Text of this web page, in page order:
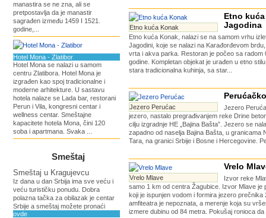
manastira se ne zna, ali se
pretpostavlja da je manastir
sagrađen između 1459 I 1521.
godine,...
Hotel Mona - Zlatibor
Hotel Mona se nalazi u samom
centru Zlatibora. Hotel Mona je
izgrađen kao spoj tradicionalne i
moderne arhitekture. U sastavu
hotela nalaze se Lada bar, restorani
Perun i Vila, kongresni centar i
wellness centar. Smeštajne
kapacitete hotela Mona, čini 120
soba i apartmana. Svaka ...
Smeštaj
Smeštaj u Kragujevcu
Iz dana u dan Srbija ima sve veću i
veću turističku ponudu. Dobra
polazna tačka za obilazak je centar
Srbije a smeštaj možete pronaći
ovde
Etno kuća Konak
Etno
Jagodina
Etno kuća Konak, nalazi se na samom vrhu
Jagodini, koje se nalazi na Karađorđevom
vrta i akva parka. Restoran je počeo sa radom
godine. Kompletan objekat je urađen u etno
stara tradicionalna kuhinja, sa star...
Jezero Perućac
Jezero
jezero, nastalo pregrađivanjem reke Drine
cilju izgradnje HE „Bajina Bašta”. Jezero se
zapadno od naselja Bajina Bašta, u granicama
Tara, na granici Srbije i Bosne i Hercegovine.
Vrelo Mlave
Vrelo
Izvor reke
samo 1 km od centra Žagubice. Izvor Mlave je
koji je ispunjen vodom i formira jezero prečnika
amfiteatra je nepoznata, a merenje koja su
izmere dubinu od 84 metra. Pokušaj ronioca da